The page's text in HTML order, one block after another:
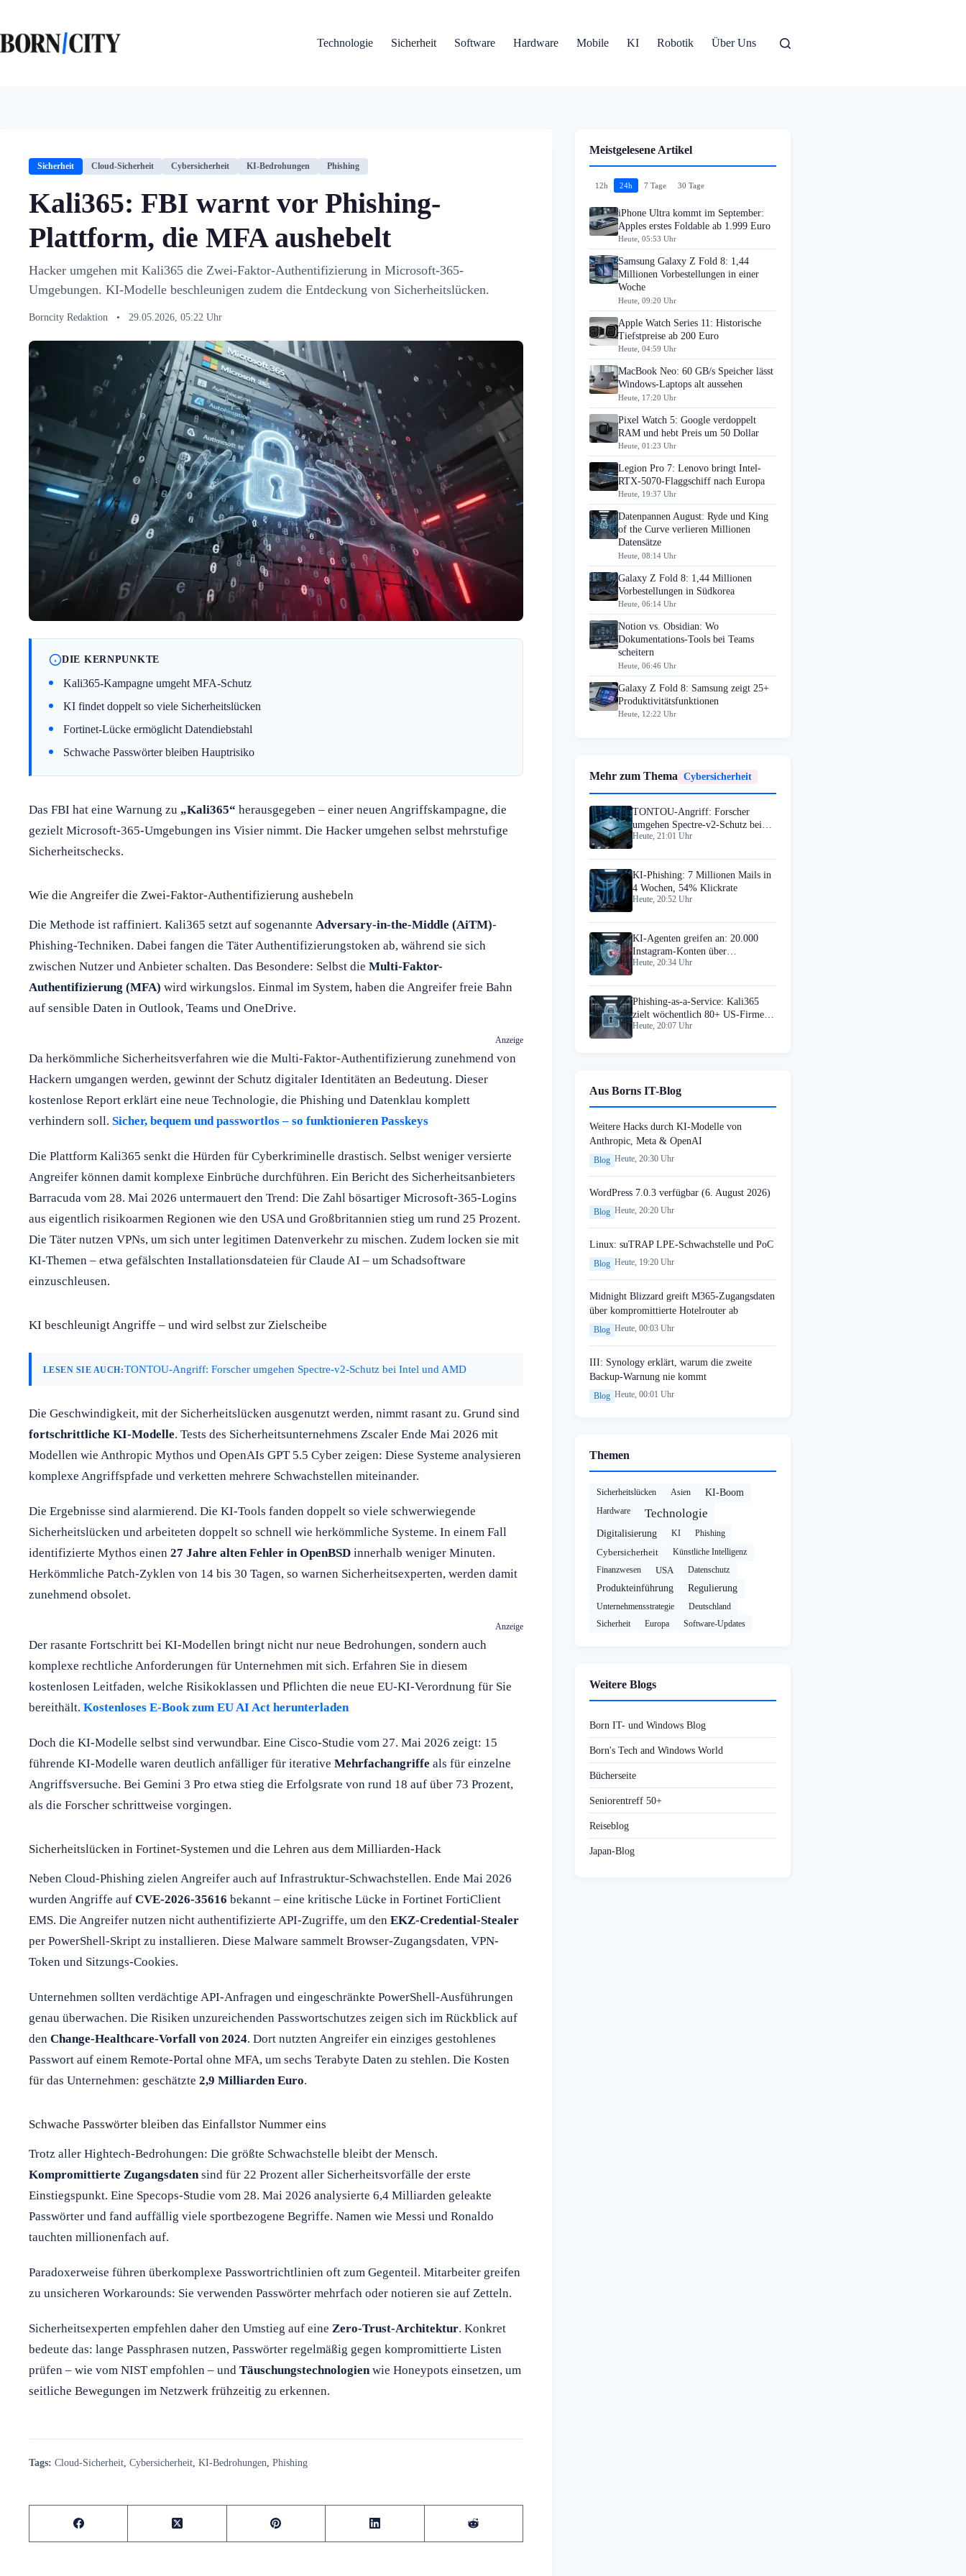
springen
Technologie
Sicherheit Software Hardware Mobile KI Robotik Über Uns
Sicherheit Cloud-Sicherheit Cybersicherheit KI-Bedrohungen Phishing
Kali365: FBI warnt vor Phishing-
Plattform, die MFA aushebelt
Hacker umgehen mit Kali365 die Zwei-Faktor-Authentifizierung in Microsoft-365-
Umgebungen. KI-Modelle beschleunigen zudem die Entdeckung von Sicherheitslücken.
Borncity Redaktion • 29.05.2026, 05:22 Uhr
DIE KERNPUNKTE
Kali365-Kampagne umgeht MFA-Schutz
KI findet doppelt so viele Sicherheitslücken
Fortinet-Lücke ermöglicht Datendiebstahl
Schwache Passwörter bleiben Hauptrisiko
Das FBI hat eine Warnung zu „Kali365“ herausgegeben – einer neuen Angriffskampagne, die
gezielt Microsoft-365-Umgebungen ins Visier nimmt. Die Hacker umgehen selbst mehrstufige
Sicherheitschecks.
Wie die Angreifer die Zwei-Faktor-Authentifizierung aushebeln
Die Methode ist raffiniert. Kali365 setzt auf sogenannte Adversary-in-the-Middle (AiTM)-
Phishing-Techniken. Dabei fangen die Täter Authentifizierungstoken ab, während sie sich
zwischen Nutzer und Anbieter schalten. Das Besondere: Selbst die Multi-Faktor-
Authentifizierung (MFA) wird wirkungslos. Einmal im System, haben die Angreifer freie Bahn
auf sensible Daten in Outlook, Teams und OneDrive.
Anzeige
Da herkömmliche Sicherheitsverfahren wie die Multi-Faktor-Authentifizierung zunehmend von
Hackern umgangen werden, gewinnt der Schutz digitaler Identitäten an Bedeutung. Dieser
kostenlose Report erklärt eine neue Technologie, die Phishing und Datenklau komplett
verhindern soll. Sicher, bequem und passwortlos – so funktionieren Passkeys
Die Plattform Kali365 senkt die Hürden für Cyberkriminelle drastisch. Selbst weniger versierte
Angreifer können damit komplexe Einbrüche durchführen. Ein Bericht des Sicherheitsanbieters
Barracuda vom 28. Mai 2026 untermauert den Trend: Die Zahl bösartiger Microsoft-365-Logins
aus eigentlich risikoarmen Regionen wie den USA und Großbritannien stieg um rund 25 Prozent.
Die Täter nutzen VPNs, um sich unter legitimen Datenverkehr zu mischen. Zudem locken sie mit
KI-Themen – etwa gefälschten Installationsdateien für Claude AI – um Schadsoftware
einzuschleusen.
KI beschleunigt Angriffe – und wird selbst zur Zielscheibe
LESEN SIE AUCH:TONTOU-Angriff: Forscher umgehen Spectre-v2-Schutz bei Intel und AMD
Die Geschwindigkeit, mit der Sicherheitslücken ausgenutzt werden, nimmt rasant zu. Grund sind
fortschrittliche KI-Modelle. Tests des Sicherheitsunternehmens Zscaler Ende Mai 2026 mit
Modellen wie Anthropic Mythos und OpenAIs GPT 5.5 Cyber zeigen: Diese Systeme analysieren
komplexe Angriffspfade und verketten mehrere Schwachstellen miteinander.
Die Ergebnisse sind alarmierend. Die KI-Tools fanden doppelt so viele schwerwiegende
Sicherheitslücken und arbeiteten doppelt so schnell wie herkömmliche Systeme. In einem Fall
identifizierte Mythos einen 27 Jahre alten Fehler in OpenBSD innerhalb weniger Minuten.
Herkömmliche Patch-Zyklen von 14 bis 30 Tagen, so warnen Sicherheitsexperten, werden damit
zunehmend obsolet.
Anzeige
Der rasante Fortschritt bei KI-Modellen bringt nicht nur neue Bedrohungen, sondern auch
komplexe rechtliche Anforderungen für Unternehmen mit sich. Erfahren Sie in diesem
kostenlosen Leitfaden, welche Risikoklassen und Pflichten die neue EU-KI-Verordnung für Sie
bereithält. Kostenloses E-Book zum EU AI Act herunterladen
Doch die KI-Modelle selbst sind verwundbar. Eine Cisco-Studie vom 27. Mai 2026 zeigt: 15
führende KI-Modelle waren deutlich anfälliger für iterative Mehrfachangriffe als für einzelne
Angriffsversuche. Bei Gemini 3 Pro etwa stieg die Erfolgsrate von rund 18 auf über 73 Prozent,
als die Forscher schrittweise vorgingen.
Sicherheitslücken in Fortinet-Systemen und die Lehren aus dem Milliarden-Hack
Neben Cloud-Phishing zielen Angreifer auch auf Infrastruktur-Schwachstellen. Ende Mai 2026
wurden Angriffe auf CVE-2026-35616 bekannt – eine kritische Lücke in Fortinet FortiClient
EMS. Die Angreifer nutzen nicht authentifizierte API-Zugriffe, um den EKZ-Credential-Stealer
per PowerShell-Skript zu installieren. Diese Malware sammelt Browser-Zugangsdaten, VPN-
Token und Sitzungs-Cookies.
Unternehmen sollten verdächtige API-Anfragen und eingeschränkte PowerShell-Ausführungen
genau überwachen. Die Risiken unzureichenden Passwortschutzes zeigen sich im Rückblick auf
den Change-Healthcare-Vorfall von 2024. Dort nutzten Angreifer ein einziges gestohlenes
Passwort auf einem Remote-Portal ohne MFA, um sechs Terabyte Daten zu stehlen. Die Kosten
für das Unternehmen: geschätzte 2,9 Milliarden Euro.
Schwache Passwörter bleiben das Einfallstor Nummer eins
Trotz aller Hightech-Bedrohungen: Die größte Schwachstelle bleibt der Mensch.
Kompromittierte Zugangsdaten sind für 22 Prozent aller Sicherheitsvorfälle der erste
Einstiegspunkt. Eine Specops-Studie vom 28. Mai 2026 analysierte 6,4 Milliarden geleakte
Passwörter und fand auffällig viele sportbezogene Begriffe. Namen wie Messi und Ronaldo
tauchten millionenfach auf.
Paradoxerweise führen überkomplexe Passwortrichtlinien oft zum Gegenteil. Mitarbeiter greifen
zu unsicheren Workarounds: Sie verwenden Passwörter mehrfach oder notieren sie auf Zetteln.
Sicherheitsexperten empfehlen daher den Umstieg auf eine Zero-Trust-Architektur. Konkret
bedeute das: lange Passphrasen nutzen, Passwörter regelmäßig gegen kompromittierte Listen
prüfen – wie vom NIST empfohlen – und Täuschungstechnologien wie Honeypots einsetzen, um
seitliche Bewegungen im Netzwerk frühzeitig zu erkennen.
Tags: Cloud-Sicherheit Cybersicherheit KI-Bedrohungen Phishing
Meistgelesene Artikel
12h 24h 7 Tage 30 Tage
iPhone Ultra kommt im September:
Apples erstes Foldable ab 1.999 Euro
Heute, 05:53 Uhr
Samsung Galaxy Z Fold 8: 1,44
Millionen Vorbestellungen in einer
Woche
Heute, 09:20 Uhr
Apple Watch Series 11: Historische
Tiefstpreise ab 200 Euro
Heute, 04:59 Uhr
MacBook Neo: 60 GB/s Speicher lässt
Windows-Laptops alt aussehen
Heute, 17:20 Uhr
Pixel Watch 5: Google verdoppelt
RAM und hebt Preis um 50 Dollar
Heute, 01:23 Uhr
Legion Pro 7: Lenovo bringt Intel-
RTX-5070-Flaggschiff nach Europa
Heute, 19:37 Uhr
Datenpannen August: Ryde und King
of the Curve verlieren Millionen
Datensätze
Heute, 08:14 Uhr
Galaxy Z Fold 8: 1,44 Millionen
Vorbestellungen in Südkorea
Heute, 06:14 Uhr
Notion vs. Obsidian: Wo
Dokumentations-Tools bei Teams
scheitern
Heute, 06:46 Uhr
Galaxy Z Fold 8: Samsung zeigt 25+
Produktivitätsfunktionen
Heute, 12:22 Uhr
Mehr zum Thema Cybersicherheit
TONTOU-Angriff: Forscher
umgehen Spectre-v2-Schutz bei
Intel und AMD
Heute, 21:01 Uhr
KI-Phishing: 7 Millionen Mails in
4 Wochen, 54% Klickrate
Heute, 20:52 Uhr
KI-Agenten greifen an: 20.000
Instagram-Konten über
Schwachstelle kompromittiert
Heute, 20:34 Uhr
Phishing-as-a-Service: Kali365
zielt wöchentlich 80+ US-Firmen
an
Heute, 20:07 Uhr
Aus Borns IT-Blog
Weitere Hacks durch KI-Modelle von
Anthropic, Meta & OpenAI
Blog Heute, 20:30 Uhr
WordPress 7.0.3 verfügbar (6. August 2026)
Blog Heute, 20:20 Uhr
Linux: suTRAP LPE-Schwachstelle und PoC
Blog Heute, 19:20 Uhr
Midnight Blizzard greift M365-Zugangsdaten
über kompromittierte Hotelrouter ab
Blog Heute, 00:03 Uhr
III: Synology erklärt, warum die zweite
Backup-Warnung nie kommt
Blog Heute, 00:01 Uhr
Themen
Sicherheitslücken Asien KI-Boom
Hardware Technologie
Digitalisierung KI Phishing
Cybersicherheit
Künstliche Intelligenz
Finanzwesen
USA Datenschutz
Produkteinführung Regulierung
Unternehmensstrategie
Deutschland
Sicherheit
Europa Software-Updates
Weitere Blogs
Born IT- und Windows Blog
Born's Tech and Windows World
Bücherseite
Seniorentreff 50+
Reiseblog
Japan-Blog